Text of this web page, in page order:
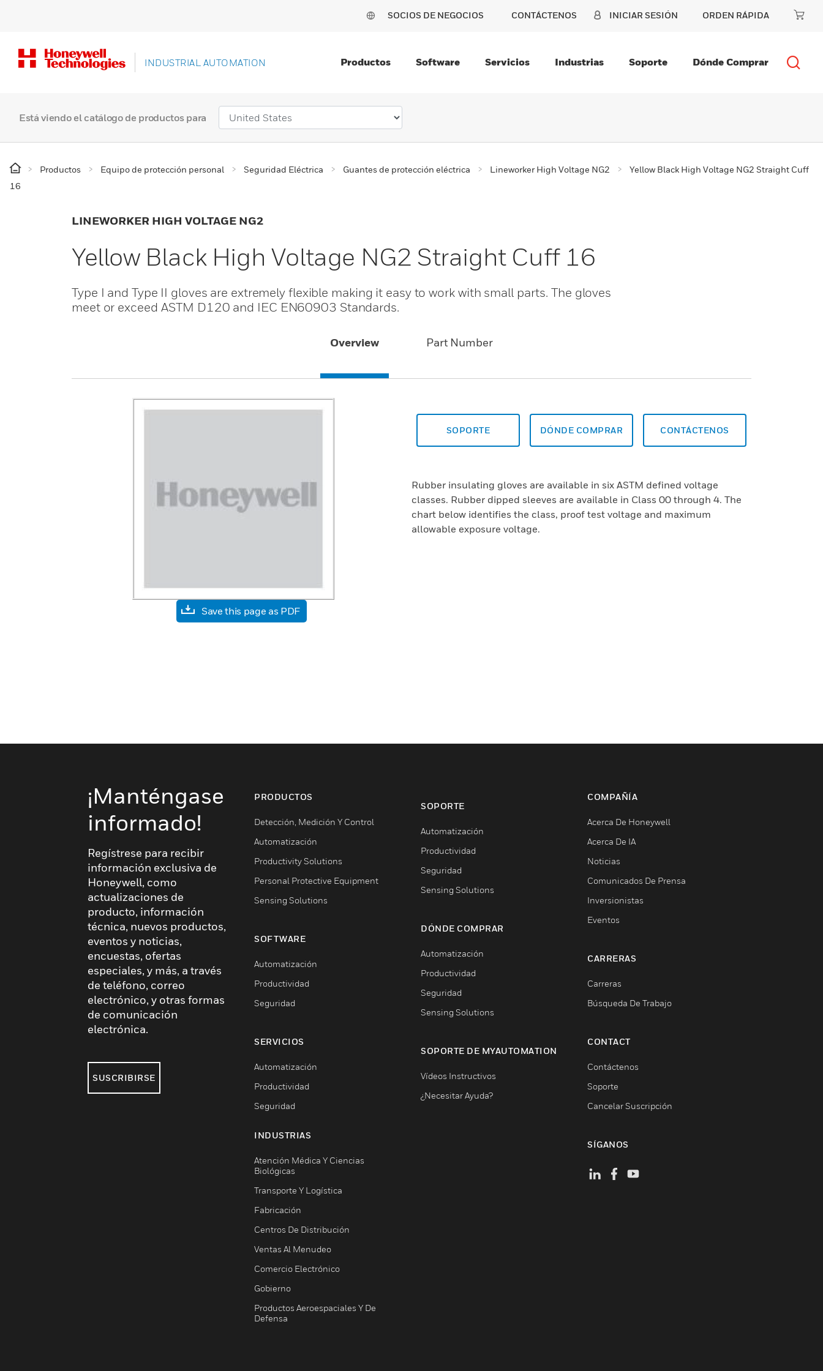
SOCIOS DE NEGOCIOS CONTÁCTENOS INICIAR SESIÓN ORDEN RÁPIDA
INDUSTRIAL AUTOMATION Productos Software Servicios Industrias Soporte Dónde Comprar
Está viendo el catálogo de productos para
Productos Equipo de protección personal Seguridad Eléctrica Guantes de protección eléctrica Lineworker High Voltage NG2
Yellow Black High Voltage NG2 Straight Cuff
16
LINEWORKER HIGH VOLTAGE NG2
Yellow Black High Voltage NG2 Straight Cuff 16
Type I and Type II gloves are extremely flexible making it easy to work with small parts. The gloves
meet or exceed ASTM D120 and IEC EN60903 Standards.
Overview Part Number
Save this page as PDF
SOPORTE DÓNDE COMPRAR CONTÁCTENOS
Rubber insulating gloves are available in six ASTM defined voltage
classes. Rubber dipped sleeves are available in Class 00 through 4. The
chart below identifies the class, proof test voltage and maximum
allowable exposure voltage.
¡Manténgase
informado!
Regístrese para recibir
información exclusiva de
Honeywell, como
actualizaciones de
producto, información
técnica, nuevos productos,
eventos y noticias,
encuestas, ofertas
especiales, y más, a través
de teléfono, correo
electrónico, y otras formas
de comunicación
electrónica.
SUSCRIBIRSE
PRODUCTOS
Detección, Medición Y Control
Automatización
Productivity Solutions
Personal Protective Equipment
Sensing Solutions
SOFTWARE
Automatización
Productividad
Seguridad
SERVICIOS
Automatización
Productividad
Seguridad
INDUSTRIAS
Atención Médica Y Ciencias
Biológicas
Transporte Y Logística
Fabricación
Centros De Distribución
Ventas Al Menudeo
Comercio Electrónico
Gobierno
Productos Aeroespaciales Y De
Defensa
SOPORTE
Automatización
Productividad
Seguridad
Sensing Solutions
DÓNDE COMPRAR
Automatización
Productividad
Seguridad
Sensing Solutions
SOPORTE DE MYAUTOMATION
Vídeos Instructivos
¿Necesitar Ayuda?
COMPAÑÍA
Acerca De Honeywell
Acerca De IA
Noticias
Comunicados De Prensa
Inversionistas
Eventos
CARRERAS
Carreras
Búsqueda De Trabajo
CONTACT
Contáctenos
Soporte
Cancelar Suscripción
SÍGANOS